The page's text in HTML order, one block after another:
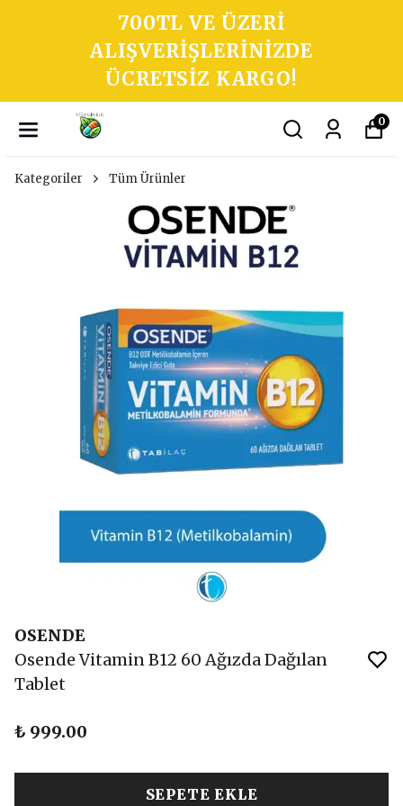
700TL VE ÜZERI
ALIŞVERIŞLERINIZDE
ÜCRETSIZ KARGO!
0
Kategoriler Tüm Ürünler
OSENDE
Osende Vitamin B12 60 Ağızda Dağılan
Tablet
₺ 999.00
SEPETE EKLE